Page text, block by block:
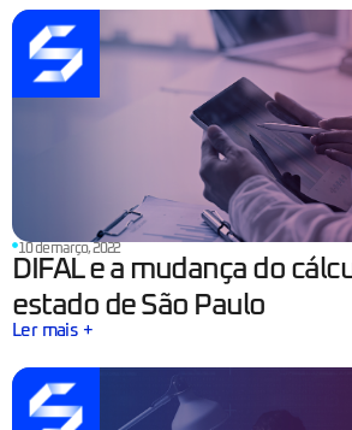
10 de março, 2022
DIFAL e a mudança do
estado de São Paulo
Ler mais +